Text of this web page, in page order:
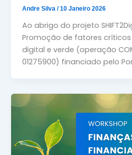
Andre Silva/10 Janeiro 2026
Ao abrigo do projeto
Promoção de fatores
digital e verde (operação
01275900) financiado pelo